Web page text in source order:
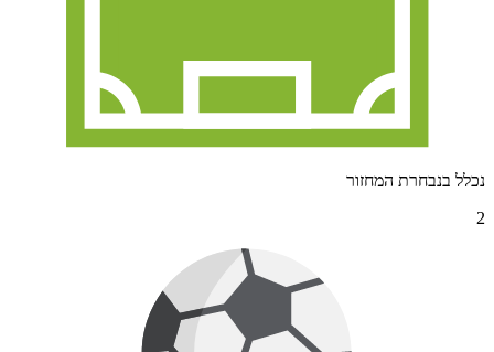
נכלל בנבחרת המחזור
2